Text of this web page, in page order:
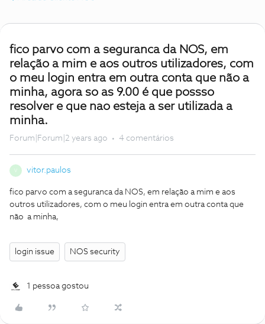
fico parvo com a seguranca da NOS, em
relação a mim e aos outros utilizadores, com
o meu login entra em outra conta que não a
minha, agora so as 9.00 é que possso
resolver e que nao esteja a ser utilizada a
minha.
Forum|Forum|2 years ago 4 comentários
vitor.paulos
fico parvo com a seguranca da NOS, em relação a mim e aos
outros utilizadores, com o meu login entra em outra conta que
não a minha,
login issue NOS security
1 pessoa gostou